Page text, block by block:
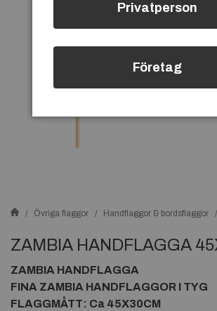
Övriga flaggor Handflaggor & bordsflaggor
ZAMBIA HANDFLAGGA
ZAMBIA HANDFLAGGA
FINA ZAMBIA HANDFLAGGOR I TYG
FLAGGMÅTT: Ca 45X30CM
Privatperson
Företag